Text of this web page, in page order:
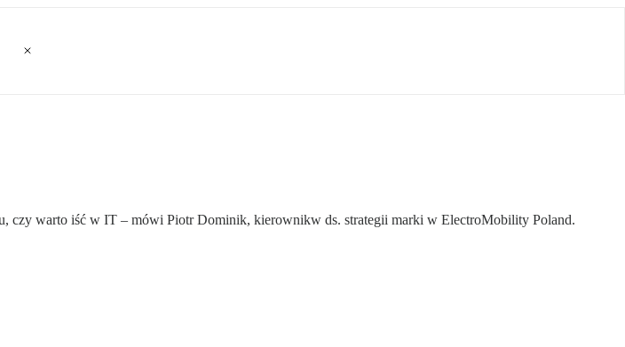
czy warto iść w IT – mówi Piotr Dominik, kierownikw ds. strategii marki w ElectroMobility Poland.